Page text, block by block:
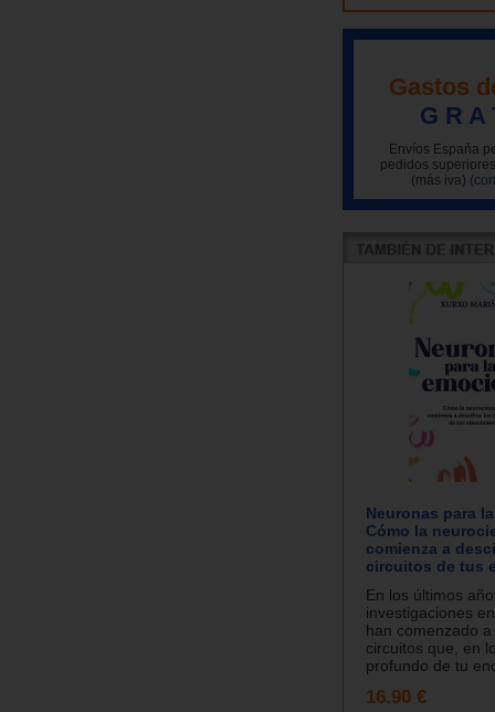
Gastos
G R A
Envíos España
pedidos
(más iva)
Neuronas para
Cómo la
comienza a
circuitos de tus
En los últimos
investigaciones
han comenzado
circuitos que, en
profundo de tu
16.90 €